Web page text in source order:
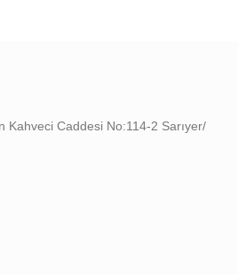
Kahveci Caddesi No:114-2 Sarıyer/